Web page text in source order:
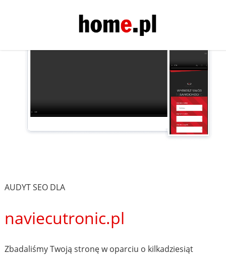
AUDYT SEO DLA
naviecutronic.pl
Zbadaliśmy Twoją stronę w oparciu o kilkadziesiąt